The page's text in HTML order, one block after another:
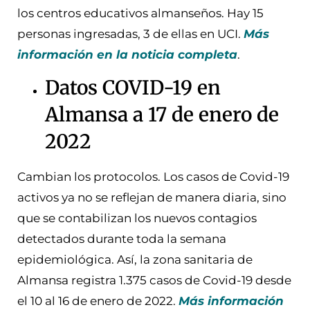
los centros educativos almanseños. Hay 15
personas ingresadas, 3 de ellas en UCI. Más
información en la noticia completa.
Datos COVID-19 en
Almansa a 17 de enero de
2022
Cambian los protocolos. Los casos de Covid-19
activos ya no se reflejan de manera diaria, sino
que se contabilizan los nuevos contagios
detectados durante toda la semana
epidemiológica. Así, la zona sanitaria de
Almansa registra 1.375 casos de Covid-19 desde
el 10 al 16 de enero de 2022. Más información